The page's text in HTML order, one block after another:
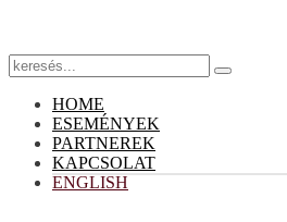
HOME
ESEMÉNYEK
PARTNEREK
KAPCSOLAT
ENGLISH